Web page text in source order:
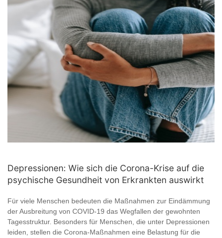
Depressionen: Wie sich die Corona-Krise auf die
psychische Gesundheit von Erkrankten auswirkt
Für viele Menschen bedeuten die Maßnahmen zur Eindämmung
der Ausbreitung von COVID-19 das Wegfallen der gewohnten
Tagesstruktur. Besonders für Menschen, die unter Depressionen
leiden, stellen die Corona-Maßnahmen eine Belastung für die